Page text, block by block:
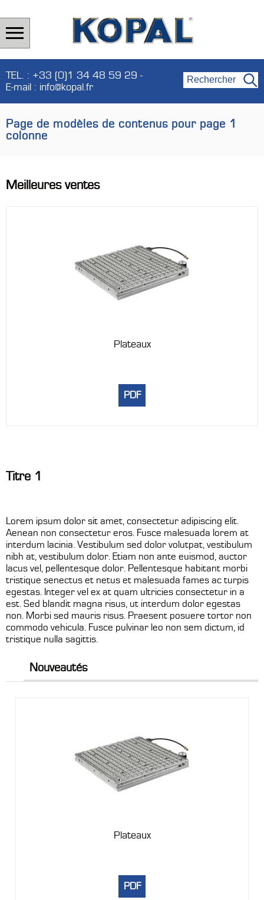
TEL. : +33 (0)1 34 48 59 29 -
E-mail : info@kopal.fr
Page de modèles de contenus pour page 1
colonne
Meilleures ventes
Plateaux
PDF
Titre 1
Lorem ipsum dolor sit amet, consectetur adipiscing elit.
Aenean non consectetur eros. Fusce malesuada lorem at
interdum lacinia. Vestibulum sed dolor volutpat, vestibulum
nibh at, vestibulum dolor. Etiam non ante euismod, auctor
lacus vel, pellentesque dolor. Pellentesque habitant morbi
tristique senectus et netus et malesuada fames ac turpis
egestas. Integer vel ex at quam ultricies consectetur in a
est. Sed blandit magna risus, ut interdum dolor egestas
non. Morbi sed mauris risus. Praesent posuere tortor non
commodo vehicula. Fusce pulvinar leo non sem dictum, id
tristique nulla sagittis.
Nouveautés
Plateaux
PDF